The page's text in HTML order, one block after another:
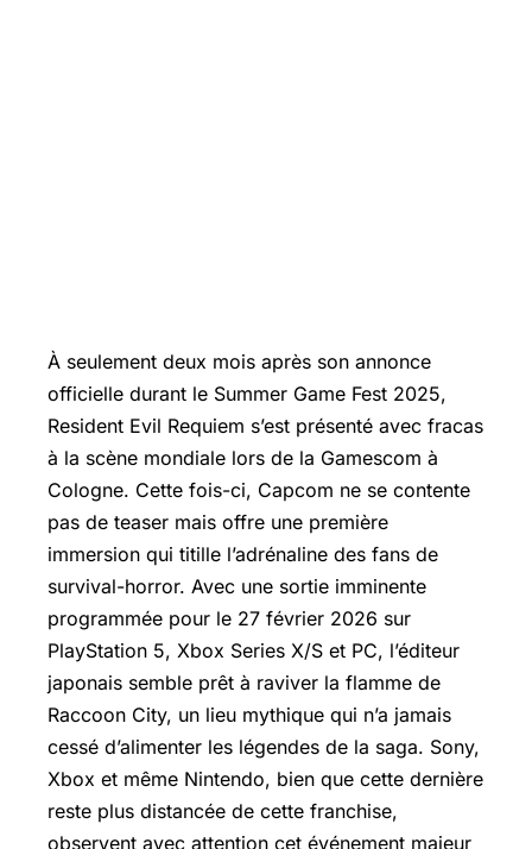
À seulement deux mois après son annonce
officielle durant le Summer Game Fest 2025,
Resident Evil Requiem s’est présenté avec fracas
à la scène mondiale lors de la Gamescom à
Cologne. Cette fois-ci, Capcom ne se contente
pas de teaser mais offre une première
immersion qui titille l’adrénaline des fans de
survival-horror. Avec une sortie imminente
programmée pour le 27 février 2026 sur
PlayStation 5, Xbox Series X/S et PC, l’éditeur
japonais semble prêt à raviver la flamme de
Raccoon City, un lieu mythique qui n’a jamais
cessé d’alimenter les légendes de la saga. Sony,
Xbox et même Nintendo, bien que cette dernière
reste plus distancée de cette franchise,
observent avec attention cet événement majeur